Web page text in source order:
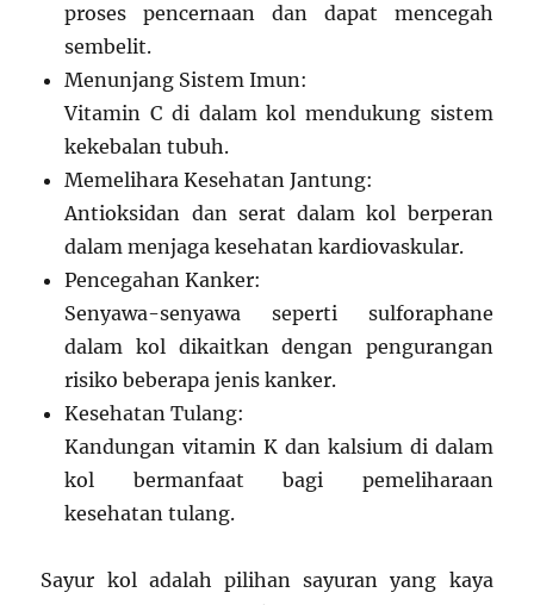
proses pencernaan dan dapat mencegah
sembelit.
Menunjang Sistem Imun:
Vitamin C di dalam kol mendukung sistem
kekebalan tubuh.
Memelihara Kesehatan Jantung:
Antioksidan dan serat dalam kol berperan
dalam menjaga kesehatan kardiovaskular.
Pencegahan Kanker:
Senyawa-senyawa seperti sulforaphane
dalam kol dikaitkan dengan pengurangan
risiko beberapa jenis kanker.
Kesehatan Tulang:
Kandungan vitamin K dan kalsium di dalam
kol bermanfaat bagi pemeliharaan
kesehatan tulang.
Sayur kol adalah pilihan sayuran yang kaya